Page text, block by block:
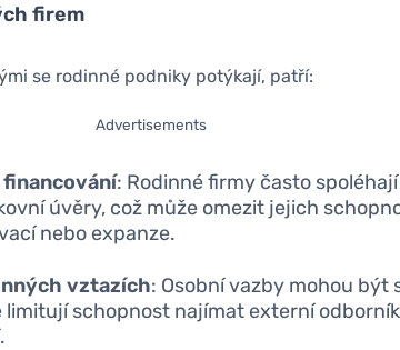
firem
se rodinné podniky potýkají, patří:
Advertisements
financování: Rodinné firmy často
úvěry, což může omezit jejich
nebo expanze.
vztazích: Osobní vazby mohou být
limitují schopnost najímat externí